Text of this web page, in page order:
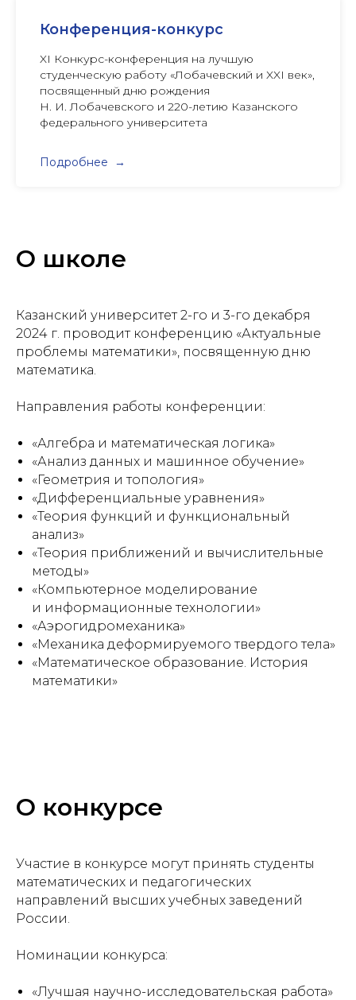
Конференция-конкурс
XI Конкурс-конференция на лучшую
студенческую работу «Лобачевский и XXI век»,
посвященный дню рождения
Н. И. Лобачевского и 220-летию Казанского
федерального университета
Подробнее
О школе
Казанский университет 2-го и 3-го декабря
2024 г. проводит конференцию «Актуальные
проблемы математики», посвященную дню
математика.
Направления работы конференции:
«Алгебра и математическая логика»
«Анализ данных и машинное обучение»
«Геометрия и топология»
«Дифференциальные уравнения»
«Теория функций и функциональный
анализ»
«Теория приближений и вычислительные
методы»
«Компьютерное моделирование
и информационные технологии»
«Аэрогидромеханика»
«Механика деформируемого твердого тела»
«Математическое образование. История
математики»
О конкурсе
Участие в конкурсе могут принять студенты
математических и педагогических
направлений высших учебных заведений
России.
Номинации конкурса:
«Лучшая научно-исследовательская работа»